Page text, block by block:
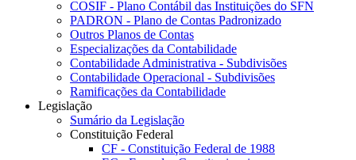
COSIF - Plano Contábil das Instituições do SFN
PADRON - Plano de Contas Padronizado
Outros Planos de Contas
Especializações da Contabilidade
Contabilidade Administrativa - Subdivisões
Contabilidade Operacional - Subdivisões
Ramificações da Contabilidade
Legislação
Sumário da Legislação
Constituição Federal
CF - Constituição Federal de 1988